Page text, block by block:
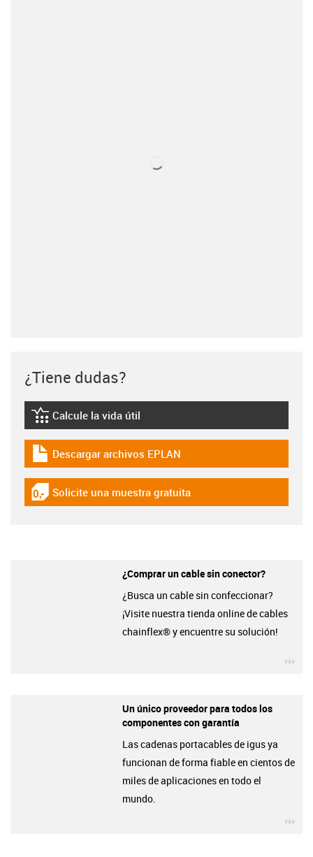
¿Tiene dudas?
igus-icon-lebensdauerrechner
Calcule la vida útil
igus-icon-download-plan
Descargar archivos EPLAN
igus-icon-gratismuster
Solicite una muestra gratuita
¿Comprar un cable sin conector?
¿Busca un cable sin confeccionar?
¡Visite nuestra tienda online de cables
chainflex® y encuentre su solución!
Un único proveedor para todos los
componentes con garantía
Las cadenas portacables de igus ya
funcionan de forma fiable en cientos de
miles de aplicaciones en todo el
mundo.